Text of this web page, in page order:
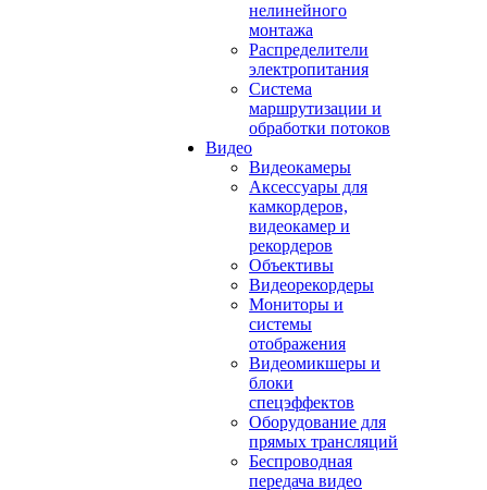
нелинейного
монтажа
Распределители
электропитания
Система
маршрутизации и
обработки потоков
Видео
Видеокамеры
Аксессуары для
камкордеров,
видеокамер и
рекордеров
Объективы
Видеорекордеры
Мониторы и
системы
отображения
Видеомикшеры и
блоки
спецэффектов
Оборудование для
прямых трансляций
Беспроводная
передача видео